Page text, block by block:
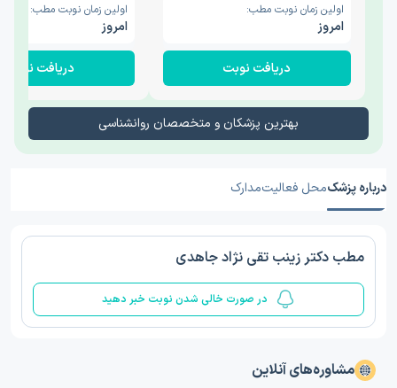
اولین زمان نوبت مطب:
امروز
دریافت نوبت
اولین زمان نوبت مطب:
امروز
دریافت نوبت
بهترین پزشکان و متخصصان روانشناسی
درباره پزشکمحل فعالیتمدارک
مطب دکتر زینب تقی نژاد جاهدی
در صورت خالی شدن نوبت خبر دهید
مشاوره‌های آنلاین